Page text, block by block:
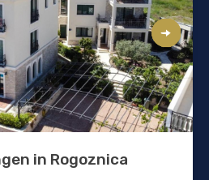
in Rogoznica